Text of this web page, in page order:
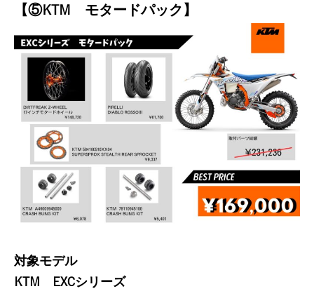
【⑤KTM モタードパック】
対象モデル
KTM EXCシリーズ